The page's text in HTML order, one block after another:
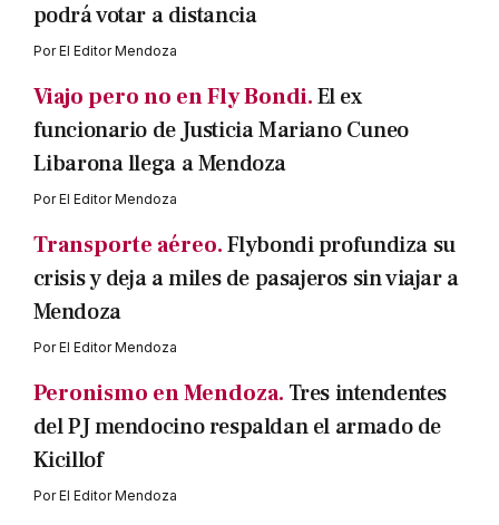
podrá votar a distancia
PorEl Editor Mendoza
Viajo pero no en Fly Bondi.El ex
funcionario de Justicia Mariano Cuneo
Libarona llega a Mendoza
PorEl Editor Mendoza
Transporte aéreo.Flybondi profundiza su
crisis y deja a miles de pasajeros sin viajar a
Mendoza
PorEl Editor Mendoza
Peronismo en Mendoza. Tres intendentes
del PJ mendocino respaldan el armado de
Kicillof
PorEl Editor Mendoza